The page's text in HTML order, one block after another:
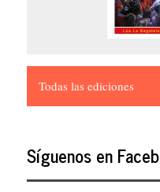
Todas las ediciones
Síguenos en